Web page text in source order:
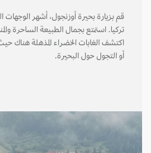
قم بزيارة بحيرة أوزنجول، أشهر الوجهات
تركيا. استمتع بجمال الطبيعة الساحرة والمناظر
اكتشف الغابات الخضراء المذهلة هناك حيث
أو التجول حول البحيرة.